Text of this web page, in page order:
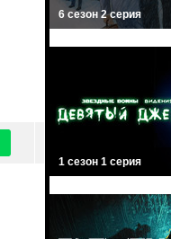
6 сезон 2 серия
1 сезон 1 серия